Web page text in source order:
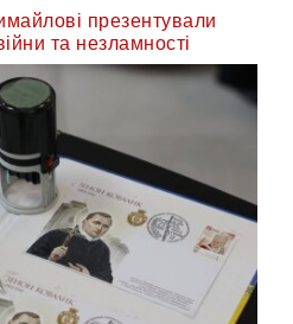
презентували
та незламності